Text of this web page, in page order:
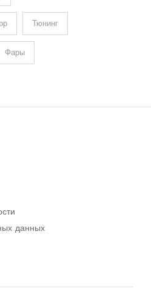
Тюнинг
Фары
данных